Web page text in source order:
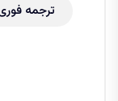
ترجمه